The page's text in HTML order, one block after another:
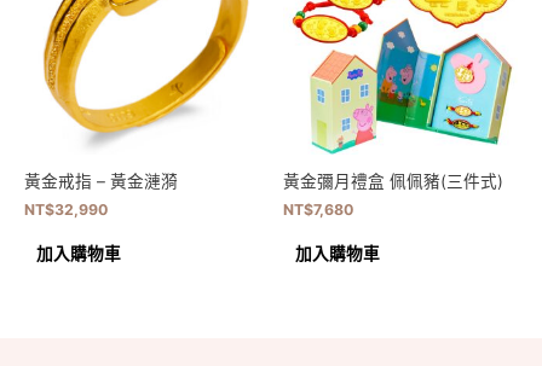
黃金戒指 – 黃金漣漪
NT$32,990
加入購物車
黃金彌月禮盒 佩佩豬(三件式)
NT$7,680
加入購物車